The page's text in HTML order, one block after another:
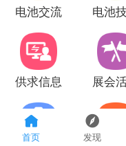
首页 发现
电池交流 电池
供求信息 展会